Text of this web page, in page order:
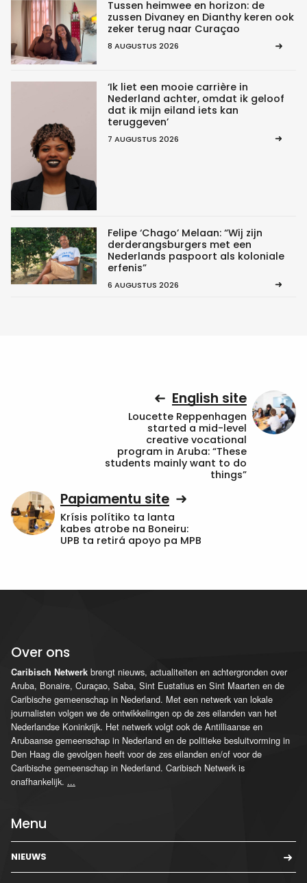
Tussen heimwee en horizon: de
zussen Divaney en Dianthy keren ook
zeker terug naar Curaçao
8 AUGUSTUS 2026
‘Ik liet een mooie carrière in
Nederland achter, omdat ik geloof
dat ik mijn eiland iets kan
teruggeven’
7 AUGUSTUS 2026
Felipe ‘Chago’ Melaan: “Wij zijn
derderangsburgers met een
Nederlands paspoort als koloniale
erfenis”
6 AUGUSTUS 2026
English site
Loucette Reppenhagen
started a mid-level
creative vocational
program in Aruba: “These
students mainly want to do
things”
Papiamentu site
Krísis polítiko ta lanta
kabes atrobe na Boneiru:
UPB ta retirá apoyo pa MPB
Over ons
Caribisch Netwerk brengt nieuws, actualiteiten en achtergronden over
Aruba, Bonaire, Curaçao, Saba, Sint Eustatius en Sint Maarten en de
Caribische gemeenschap in Nederland. Met een netwerk van lokale
journalisten volgen we de ontwikkelingen op de zes eilanden van het
Nederlandse Koninkrijk. Het netwerk volgt ook de Antilliaanse en
Arubaanse gemeenschap in Nederland en de politieke besluitvorming in
Den Haag die gevolgen heeft voor de zes eilanden en/of voor de
Caribische gemeenschap in Nederland. Caribisch Netwerk is
onafhankelijk. ...
Menu
NIEUWS